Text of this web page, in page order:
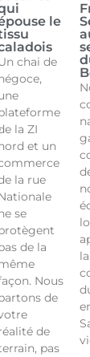
le
chai de
la ZI
et un
la rue
se
de la
Nous
de
de
pas
la